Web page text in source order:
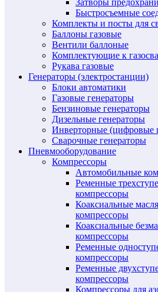
Быстросъемные
Комплекты и посты для
Баллоны газовые
Вентили баллоные
Комплектующие к
Рукава газовые
Генераторы (электростанции)
Блоки автоматики
Газовые генераторы
Бензиновые генераторы
Дизельные генераторы
Инверторные (цифровые
Сварочные генераторы
Пневмооборудование
Компрессоры
Автомобильные
Ременные
компрессоры
Коаксиальные
компрессоры
Коаксиальные
компрессоры
Ременные
компрессоры
Ременные
компрессоры
Компрессоры для